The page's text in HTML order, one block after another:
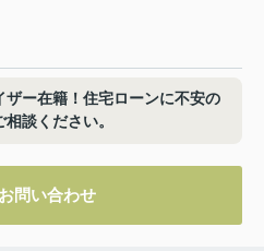
ザー在籍！住宅ローンに不安の
談ください。
お問い合わせ